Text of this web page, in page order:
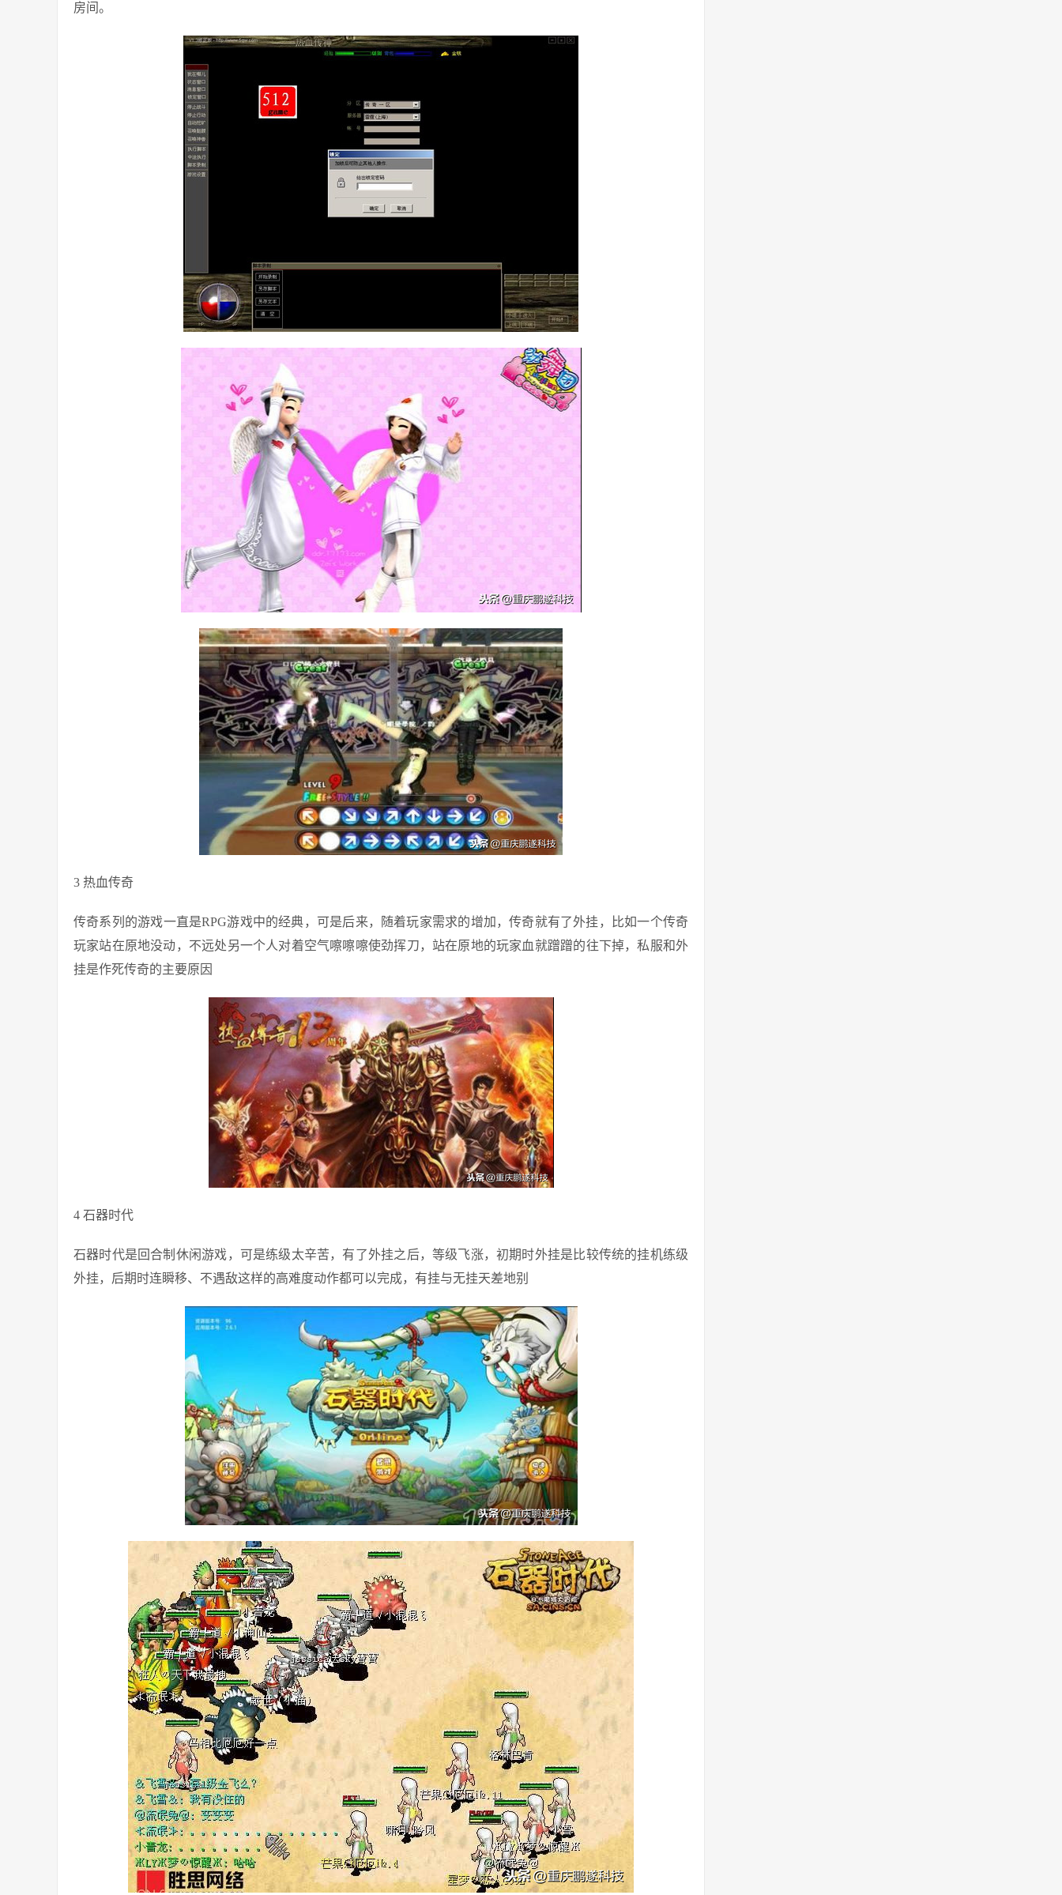
房间。
3 热血传奇
传奇系列的游戏一直是RPG游戏中的经典，可是后来，随着玩家需求的增加，传奇就有了外挂，比如一个传奇
玩家站在原地没动，不远处另一个人对着空气嚓嚓嚓使劲挥刀，站在原地的玩家血就蹭蹭的往下掉，私服和外
挂是作死传奇的主要原因
4 石器时代
石器时代是回合制休闲游戏，可是练级太辛苦，有了外挂之后，等级飞涨，初期时外挂是比较传统的挂机练级
外挂，后期时连瞬移、不遇敌这样的高难度动作都可以完成，有挂与无挂天差地别